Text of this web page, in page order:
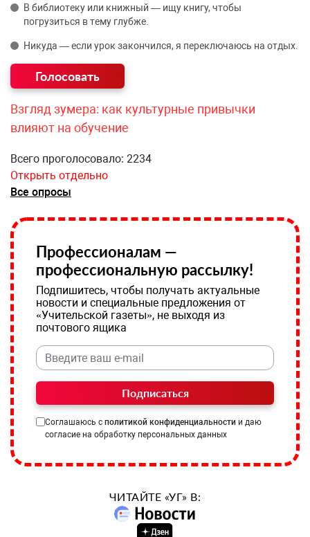
В библиотеку или книжный — ищу книгу, чтобы
погрузиться в тему глубже.
Никуда — если урок закончился, я переключаюсь на отдых.
Взгляд зумера: как культурные привычки
влияют на обучение
Всего проголосовало: 2234
Открыть отдельно
Все опросы
Профессионалам —
профессиональную рассылку!
Подпишитесь, чтобы получать актуальные
новости и специальные предложения от
«Учительской газеты», не выходя из
почтового ящика
Подписаться
Соглашаюсь с политикой конфиденциальности и даю
согласие на обработку персональных данных
ЧИТАЙТЕ «УГ» В: